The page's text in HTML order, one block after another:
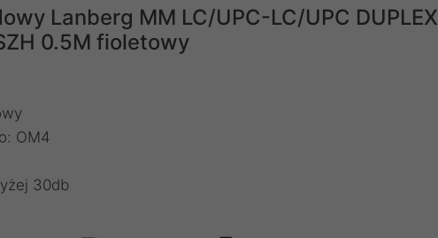
Lanberg MM LC/UPC-LC/UPC DUPLEX
0.5M fioletowy
OM4
30db